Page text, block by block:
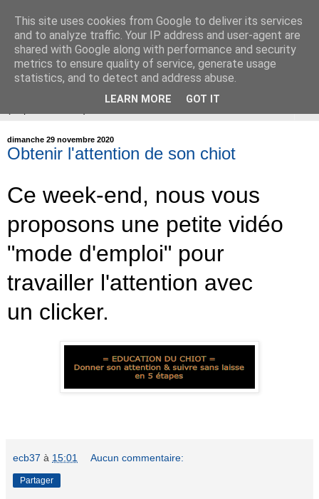
ÉDUCATION CANINE de
BALLAN-MIRÉ (37)
dimanche 29 novembre 2020
Obtenir l'attention de son chiot
Ce week-end, nous vous
proposons une petite vidéo
"mode d'emploi" pour
travailler l'attention avec
un clicker.
ecb37 à 15:01 Aucun commentaire:
Partager
This site uses cookies from Google to deliver its services
and to analyze traffic. Your IP address and user-agent are
shared with Google along with performance and security
metrics to ensure quality of service, generate usage
statistics, and to detect and address abuse.
LEARN MORE GOT IT